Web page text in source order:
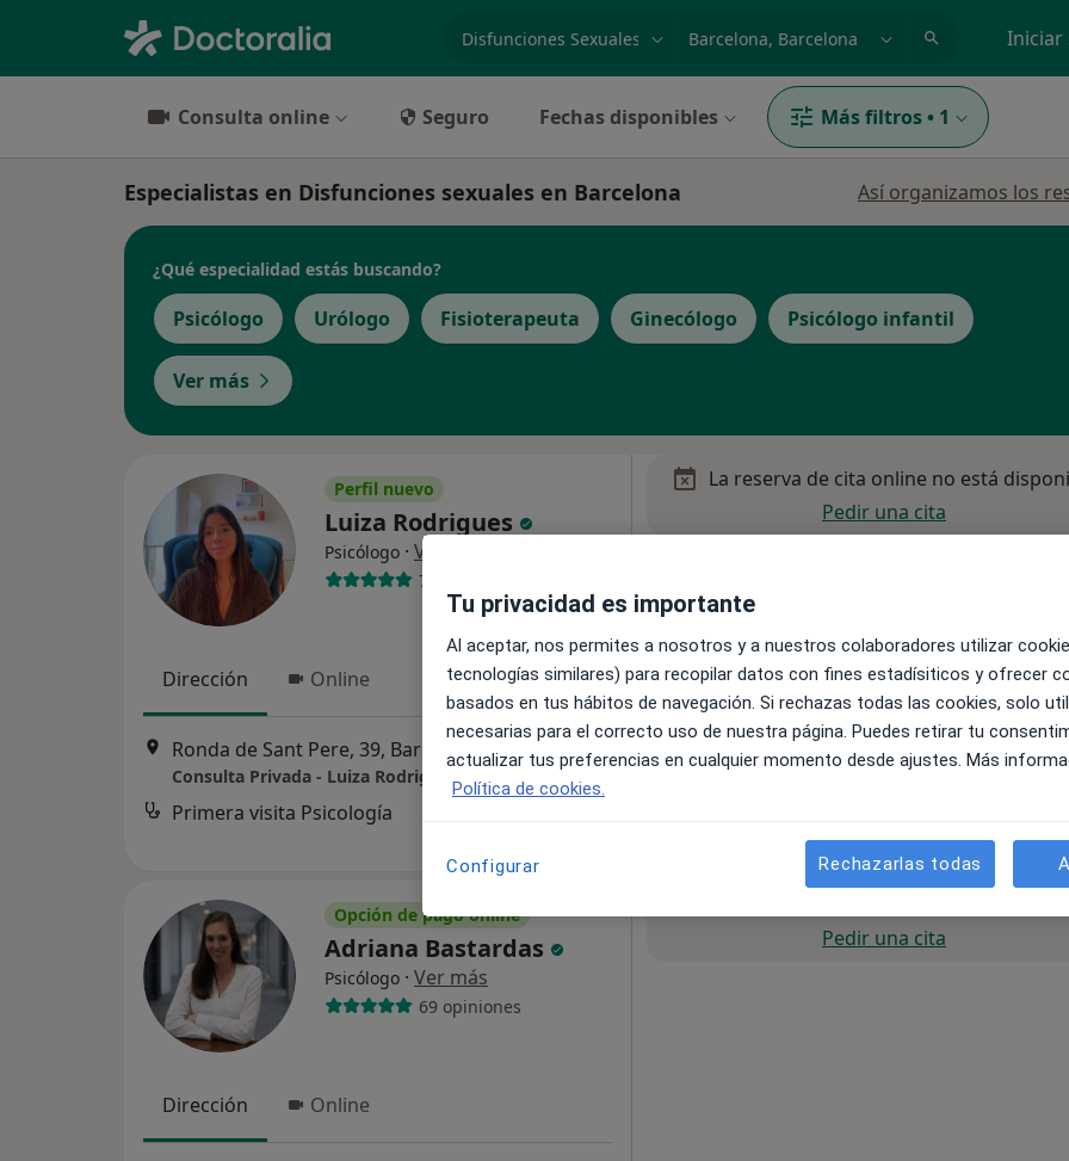
Iniciar
Consulta online Seguro Fechas disponibles Más filtros • 1
Especialistas en Disfunciones sexuales en Barcelona Así organizamos los
¿Qué especialidad estás buscando?
Psicólogo Urólogo Fisioterapeuta Ginecólogo Psicólogo infantil
Ver más
Perfil nuevo
Luiza Rodrigues
Psicólogo · Ver más
7 opiniones
Dirección Online
Ronda de Sant Pere, 39, Barcelona • Mapa
Consulta Privada - Luiza Rodrigues
Primera visita Psicología
La reserva de cita online no está
Pedir una cita
Opción de pago online
Adriana Bastardas
Psicólogo · Ver más
69 opiniones
Dirección Online
Pedir una cita
Tu privacidad es importante
Al aceptar, nos permites a nosotros y a nuestros colaboradores utilizar
tecnologías similares) para recopilar datos con fines estadísiticos y ofrecer
basados en tus hábitos de navegación. Si rechazas todas las cookies, solo
necesarias para el correcto uso de nuestra página. Puedes retirar tu
actualizar tus preferencias en cualquier momento desde ajustes. Más
Política de cookies.
Configurar Rechazarlas todas